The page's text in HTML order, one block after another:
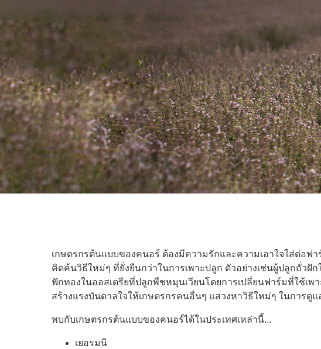
เกษตรกรต้นแบบของคนอร์ ต้องมีความรักและความเอาใจใส่ต่อฟ
คิดค้นวิธีใหม่ๆ ที่ยั่งยืนกว่าในการเพาะปลูก ตัวอย่างเช่นผู้ปลูกถั่ว
ฟักทองในออสเตรียที่ปลูกพืชหมุนเวียนโดยการเปลี่ยนฟาร์มที่ใช้เพ
สร้างแรงบันดาลใจให้เกษตรกรคนอื่นๆ แสวงหาวิธีใหม่ๆ ในการดู
พบกับเกษตรกรต้นแบบของคนอร์ได้ในประเทศเหล่านี้...
เยอรมนี